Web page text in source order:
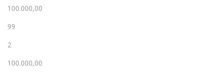
100.000,00
99
2
100.000,00